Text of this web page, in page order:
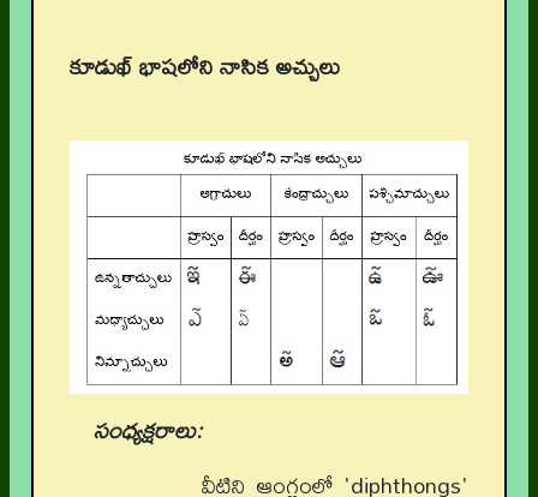
కూడుఖ్‌ భాషలోని నాసిక అచ్చులు
సంధ్యక్షరాలు:
వీటిని ఆంగ్లంలో 'diphthongs'